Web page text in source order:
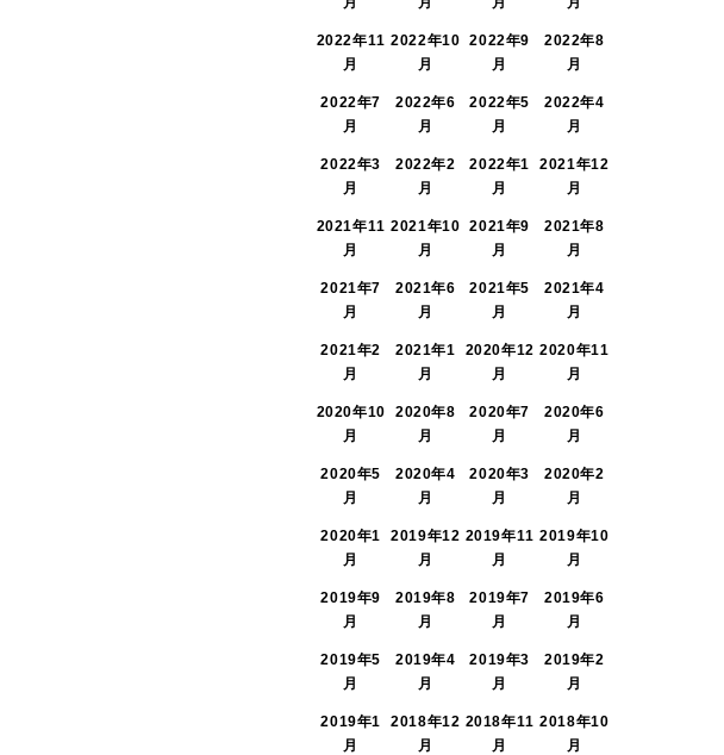
2022年11
月
2022年10
月
2022年9
月
2022年8
月
2022年7
月
2022年6
月
2022年5
月
2022年4
月
2022年3
月
2022年2
月
2022年1
月
2021年12
月
2021年11
月
2021年10
月
2021年9
月
2021年8
月
2021年7
月
2021年6
月
2021年5
月
2021年4
月
2021年2
月
2021年1
月
2020年12
月
2020年11
月
2020年10
月
2020年8
月
2020年7
月
2020年6
月
2020年5
月
2020年4
月
2020年3
月
2020年2
月
2020年1
月
2019年12
月
2019年11
月
2019年10
月
2019年9
月
2019年8
月
2019年7
月
2019年6
月
2019年5
月
2019年4
月
2019年3
月
2019年2
月
2019年1
月
2018年12
月
2018年11
月
2018年10
月